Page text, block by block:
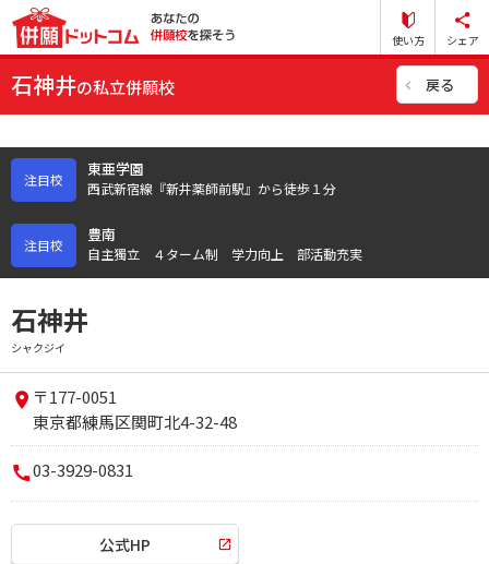
使い方 シェア
石神井の私立併願校 戻る
注目校
東亜学園
西武新宿線『新井薬師前駅』から徒歩１分
注目校
豊南
自主獨立 ４ターム制 学力向上 部活動充実
石神井
シャクジイ
〒177-0051
東京都練馬区関町北4-32-48
03-3929-0831
公式HP